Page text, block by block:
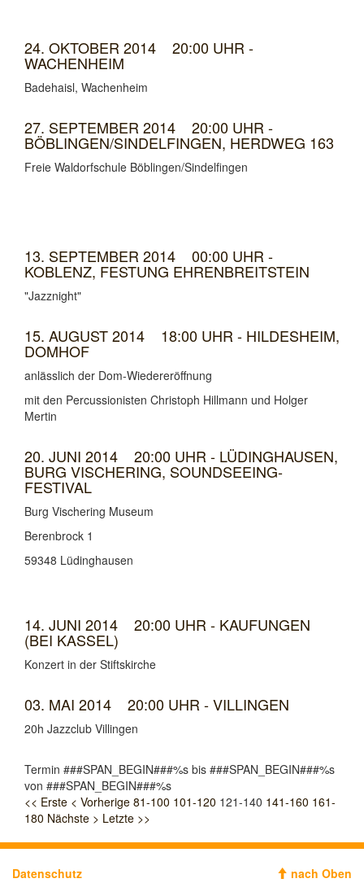
24. OKTOBER 2014 20:00 UHR -
WACHENHEIM
Badehaisl, Wachenheim
27. SEPTEMBER 2014 20:00 UHR -
BÖBLINGEN/SINDELFINGEN, HERDWEG 163
Freie Waldorfschule Böblingen/Sindelfingen
13. SEPTEMBER 2014 00:00 UHR -
KOBLENZ, FESTUNG EHRENBREITSTEIN
"Jazznight"
15. AUGUST 2014 18:00 UHR - HILDESHEIM,
DOMHOF
anlässlich der Dom-Wiedereröffnung
mit den Percussionisten Christoph Hillmann und Holger
Mertin
20. JUNI 2014 20:00 UHR - LÜDINGHAUSEN,
BURG VISCHERING, SOUNDSEEING-
FESTIVAL
Burg Vischering Museum
Berenbrock 1
59348 Lüdinghausen
14. JUNI 2014 20:00 UHR - KAUFUNGEN
(BEI KASSEL)
Konzert in der Stiftskirche
03. MAI 2014 20:00 UHR - VILLINGEN
20h Jazzclub Villingen
Termin ###SPAN_BEGIN###%s bis ###SPAN_BEGIN###%s
von ###SPAN_BEGIN###%s
<< Erste < Vorherige 81-100 101-120 121-140 141-160 161-
180 Nächste > Letzte >>
Datenschutz nach Oben